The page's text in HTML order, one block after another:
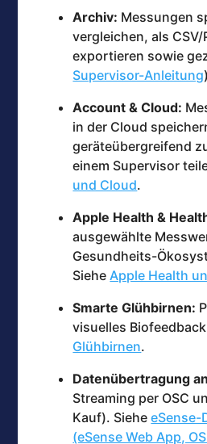
Archiv: Messungen
vergleichen, als CSV/
exportieren sowie
Supervisor-Anleitung
Account & Cloud:
in der Cloud
geräteübergreifend
einem Supervisor
und Cloud.
Apple Health &
ausgewählte
Gesundheits-
SieheApple Health
Smarte Glühbirnen:
visuelles
Glühbirnen.
Datenübertragung
Streaming per OSC
Kauf). SieheeSense-
(eSense Web App,